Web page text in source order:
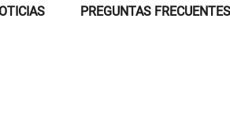
PREGUNTAS FRECUENTES